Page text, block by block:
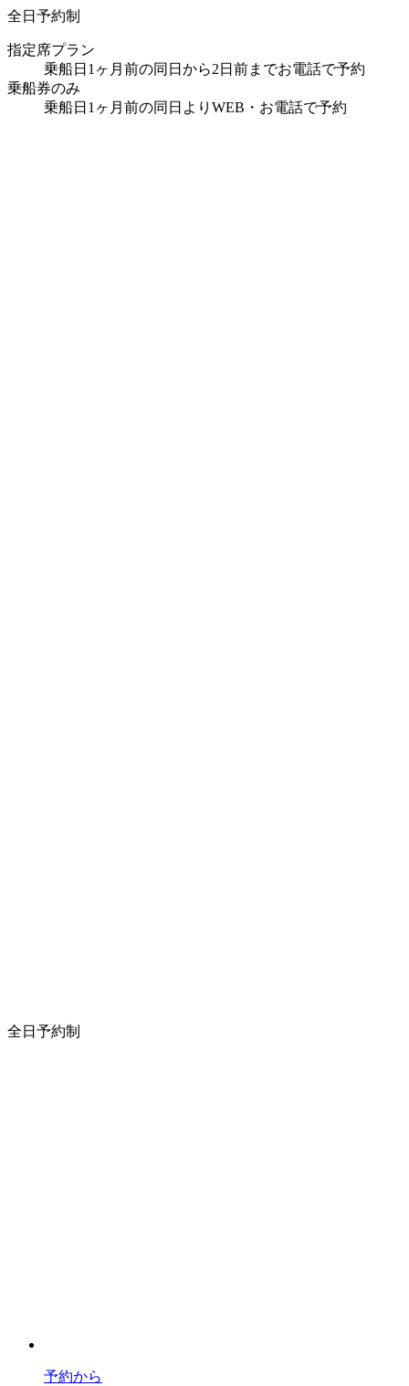
全日予約制
指定席プラン
乗船日1ヶ月前の同日から2日前までお電話で予約
乗船券のみ
乗船日1ヶ月前の同日よりWEB・お電話で予約
全日予約制
予約から